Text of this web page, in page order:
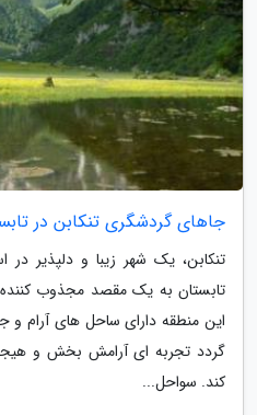
جاهای گردشگری تنکابن در
تنکابن، یک شهر زیبا و دلپذیر
تابستان به یک مقصد مجذوب
این منطقه دارای ساحل های آرام
گردد تجربه ای آرامش بخش و
کند. سواحل...